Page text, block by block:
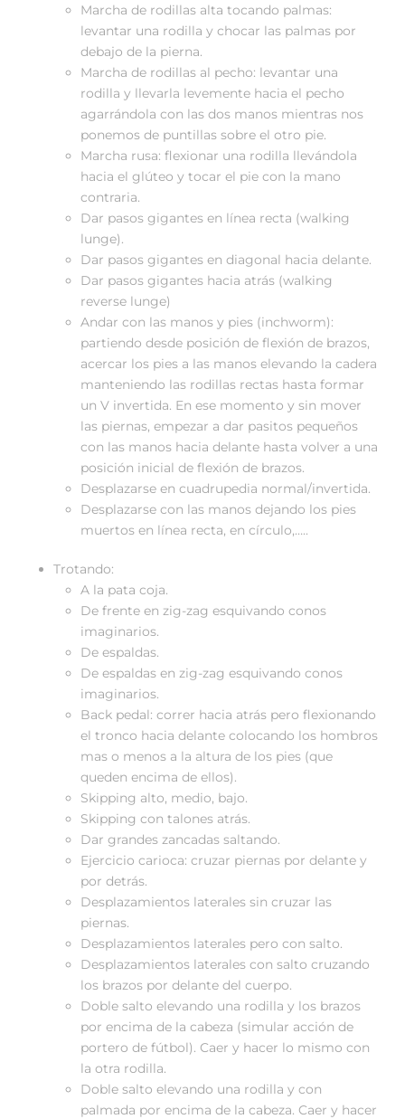
Marcha de rodillas alta tocando palmas:
levantar una rodilla y chocar las palmas por
debajo de la pierna.
Marcha de rodillas al pecho: levantar una
rodilla y llevarla levemente hacia el pecho
agarrándola con las dos manos mientras nos
ponemos de puntillas sobre el otro pie.
Marcha rusa: flexionar una rodilla llevándola
hacia el glúteo y tocar el pie con la mano
contraria.
Dar pasos gigantes en línea recta (walking
lunge).
Dar pasos gigantes en diagonal hacia delante.
Dar pasos gigantes hacia atrás (walking
reverse lunge)
Andar con las manos y pies (inchworm):
partiendo desde posición de flexión de brazos,
acercar los pies a las manos elevando la cadera
manteniendo las rodillas rectas hasta formar
un V invertida. En ese momento y sin mover
las piernas, empezar a dar pasitos pequeños
con las manos hacia delante hasta volver a una
posición inicial de flexión de brazos.
Desplazarse en cuadrupedia normal/invertida.
Desplazarse con las manos dejando los pies
muertos en línea recta, en círculo,…..
Trotando:
A la pata coja.
De frente en zig-zag esquivando conos
imaginarios.
De espaldas.
De espaldas en zig-zag esquivando conos
imaginarios.
Back pedal: correr hacia atrás pero flexionando
el tronco hacia delante colocando los hombros
mas o menos a la altura de los pies (que
queden encima de ellos).
Skipping alto, medio, bajo.
Skipping con talones atrás.
Dar grandes zancadas saltando.
Ejercicio carioca: cruzar piernas por delante y
por detrás.
Desplazamientos laterales sin cruzar las
piernas.
Desplazamientos laterales pero con salto.
Desplazamientos laterales con salto cruzando
los brazos por delante del cuerpo.
Doble salto elevando una rodilla y los brazos
por encima de la cabeza (simular acción de
portero de fútbol). Caer y hacer lo mismo con
la otra rodilla.
Doble salto elevando una rodilla y con
palmada por encima de la cabeza. Caer y hacer